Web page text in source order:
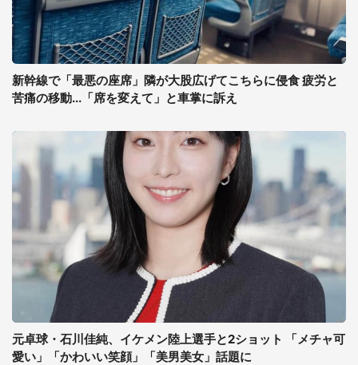
新幹線で「最悪の座席」隣が大股広げてこちらに侵食 疲労と
苦痛の移動...「席を変えて」と車掌に訴え
元卓球・石川佳純、イケメン陸上選手と2ショット 「メチャ可
愛い」「かわいい笑顔」「美男美女」話題に